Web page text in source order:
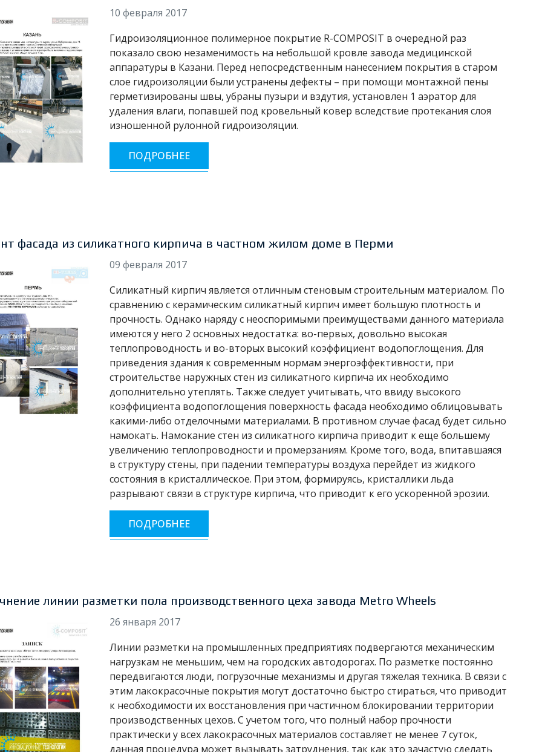
10 февраля 2017
Гидроизоляционное полимерное покрытие R-COMPOSIT в очередной раз
показало свою незаменимость на небольшой кровле завода медицинской
аппаратуры в Казани. Перед непосредственным нанесением покрытия в старом
слое гидроизоляции были устранены дефекты – при помощи монтажной пены
герметизированы швы, убраны пузыри и вздутия, установлен 1 аэратор для
удаления влаги, попавшей под кровельный ковер вследствие протекания слоя
изношенной рулонной гидроизоляции.
ПОДРОБНЕЕ
фасада из силикатного кирпича в частном жилом доме в Перми
09 февраля 2017
Силикатный кирпич является отличным стеновым строительным материалом. По
сравнению с керамическим силикатный кирпич имеет большую плотность и
прочность. Однако наряду с неоспоримыми преимуществами данного материала
имеются у него 2 основных недостатка: во-первых, довольно высокая
теплопроводность и во-вторых высокий коэффициент водопоглощения. Для
приведения здания к современным нормам энергоэффективности, при
строительстве наружных стен из силикатного кирпича их необходимо
дополнительно утеплять. Также следует учитывать, что ввиду высокого
коэффициента водопоглощения поверхность фасада необходимо облицовывать
какими-либо отделочными материалами. В противном случае фасад будет сильно
намокать. Намокание стен из силикатного кирпича приводит к еще большему
увеличению теплопроводности и промерзаниям. Кроме того, вода, впитавшаяся
в структуру стены, при падении температуры воздуха перейдет из жидкого
состояния в кристаллическое. При этом, формируясь, кристаллики льда
разрывают связи в структуре кирпича, что приводит к его ускоренной эрозии.
ПОДРОБНЕЕ
линии разметки пола производственного цеха завода Metro Wheels
26 января 2017
Линии разметки на промышленных предприятиях подвергаются механическим
нагрузкам не меньшим, чем на городских автодорогах. По разметке постоянно
передвигаются люди, погрузочные механизмы и другая тяжелая техника. В связи с
этим лакокрасочные покрытия могут достаточно быстро стираться, что приводит
к необходимости их восстановления при частичном блокировании территории
производственных цехов. С учетом того, что полный набор прочности
практически у всех лакокрасочных материалов составляет не менее 7 суток,
данная процедура может вызывать затруднения, так как это зачастую сделать